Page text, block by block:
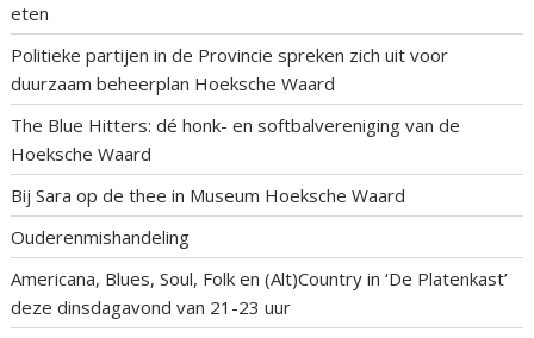
eten
Politieke partijen in de Provincie spreken zich uit voor
duurzaam beheerplan Hoeksche Waard
The Blue Hitters: dé honk- en softbalvereniging van de
Hoeksche Waard
Bij Sara op de thee in Museum Hoeksche Waard
Ouderenmishandeling
Americana, Blues, Soul, Folk en (Alt)Country in ‘De Platenkast’
deze dinsdagavond van 21-23 uur